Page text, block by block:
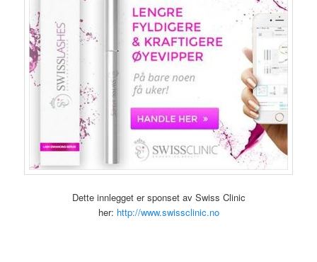
Dette innlegget er sponset av Swiss Clinic
her: http://www.swissclinic.no